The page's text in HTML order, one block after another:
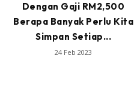
Dengan Gaji RM2,500
Berapa Banyak Perlu Kita
Simpan Setiap...
24 Feb 2023